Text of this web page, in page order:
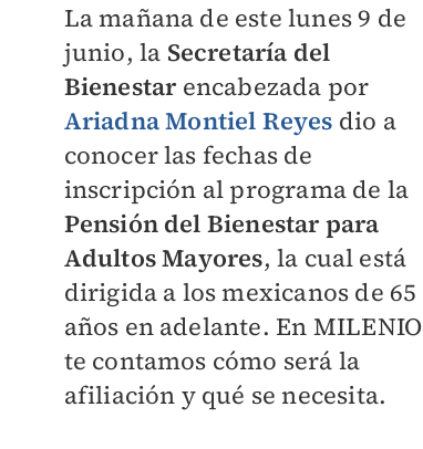
La mañana de este lunes 9 de
junio, la Secretaría del
Bienestar encabezada por
Ariadna Montiel Reyes dio a
conocer las fechas de
inscripción al programa de la
Pensión del Bienestar para
Adultos Mayores, la cual está
dirigida a los mexicanos de 65
años en adelante. En MILENIO
te contamos cómo será la
afiliación y qué se necesita.